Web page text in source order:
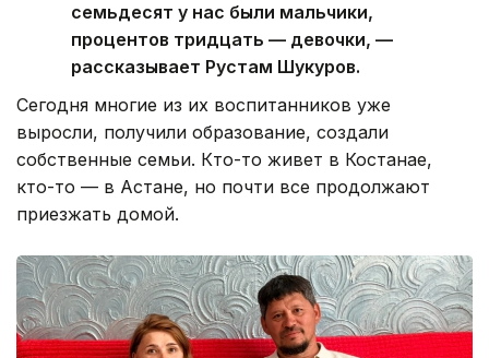
семьдесят у нас были мальчики,
процентов тридцать — девочки, —
рассказывает Рустам Шукуров.
Сегодня многие из их воспитанников уже
выросли, получили образование, создали
собственные семьи. Кто-то живет в Костанае,
кто-то — в Астане, но почти все продолжают
приезжать домой.